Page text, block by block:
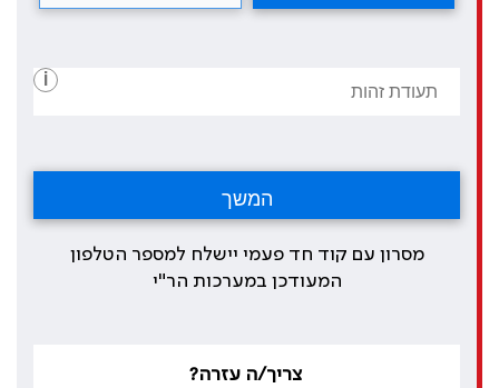
i
מסרון עם קוד חד פעמי יישלח למספר הטלפון
המעודכן במערכות הר"י
צריך/ה עזרה?